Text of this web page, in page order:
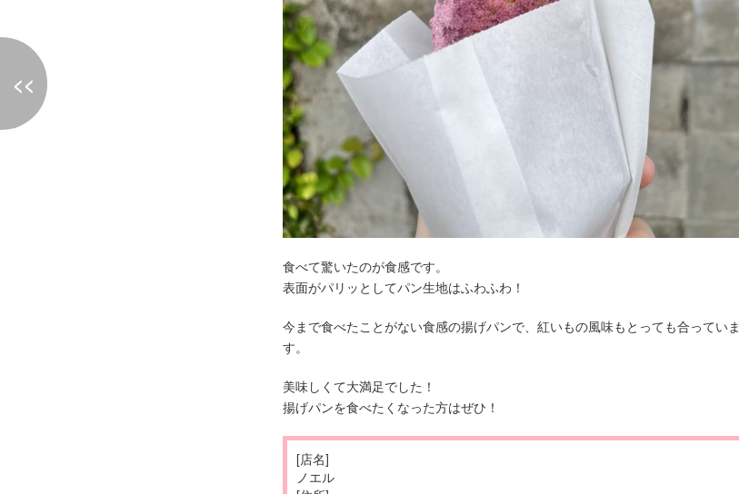
食べて驚いたのが食感です。
表面がパリッとしてパン生地はふわふわ！
今まで食べたことがない食感の揚げパンで、紅いもの風味もとっても合っていま
す。
美味しくて大満足でした！
揚げパンを食べたくなった方はぜひ！
[店名]
ノエル
<<